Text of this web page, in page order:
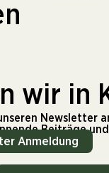
wir in
Newsletter
Beiträge und
Anmeldung